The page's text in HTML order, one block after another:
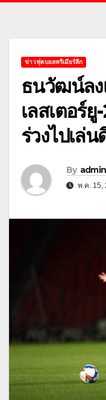
ข่าวฟุตบอลพรีเมียร์ลีก
ธนวัฒน์ลง
เลสเตอร์
ร่วงไปเล่
By
พ.ค. 15,